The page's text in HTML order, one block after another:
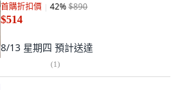
首購折扣價 42%$890
$514
8/13 星期四 預計送達
(1)